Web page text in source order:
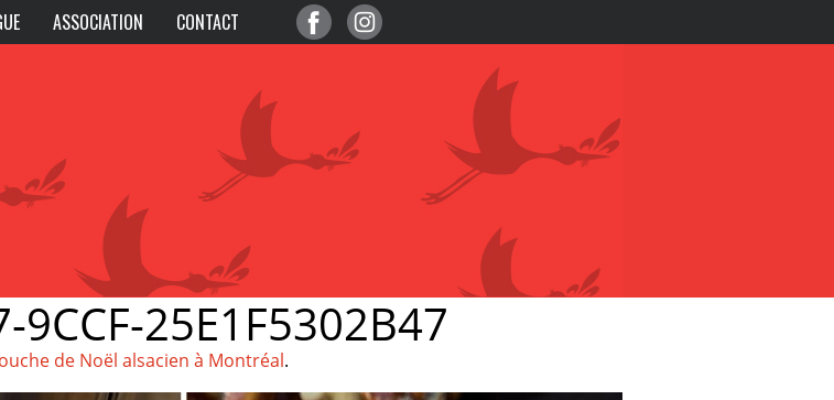
ASSOCIATION CONTACT
9CCF-25E1F5302B47
de Noël alsacien à Montréal.